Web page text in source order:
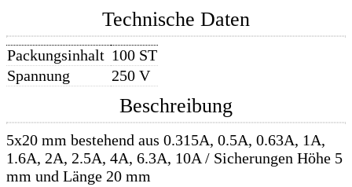
Technische Daten
Packungsinhalt 100 ST
Spannung
250 V
Beschreibung
5x20 mm bestehend aus 0.315A, 0.5A, 0.63A, 1A,
1.6A, 2A, 2.5A, 4A, 6.3A, 10A / Sicherungen Höhe 5
mm und Länge 20 mm